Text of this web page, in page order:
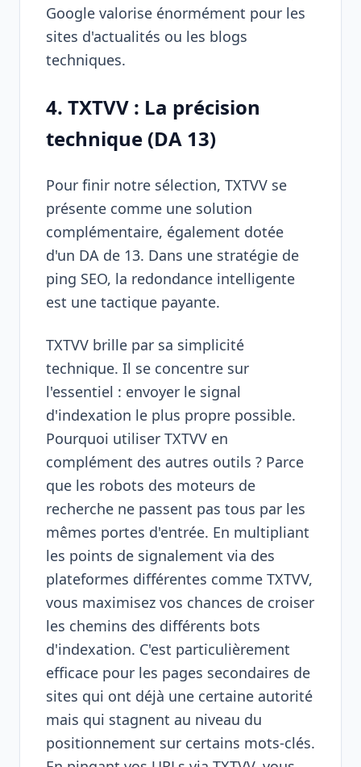
Google valorise énormément pour les
sites d'actualités ou les blogs
techniques.
4. TXTVV : La précision
technique (DA 13)
Pour finir notre sélection, TXTVV se
présente comme une solution
complémentaire, également dotée
d'un DA de 13. Dans une stratégie de
ping SEO, la redondance intelligente
est une tactique payante.
TXTVV brille par sa simplicité
technique. Il se concentre sur
l'essentiel : envoyer le signal
d'indexation le plus propre possible.
Pourquoi utiliser TXTVV en
complément des autres outils ? Parce
que les robots des moteurs de
recherche ne passent pas tous par les
mêmes portes d'entrée. En multipliant
les points de signalement via des
plateformes différentes comme TXTVV,
vous maximisez vos chances de croiser
les chemins des différents bots
d'indexation. C'est particulièrement
efficace pour les pages secondaires de
sites qui ont déjà une certaine autorité
mais qui stagnent au niveau du
positionnement sur certains mots-clés.